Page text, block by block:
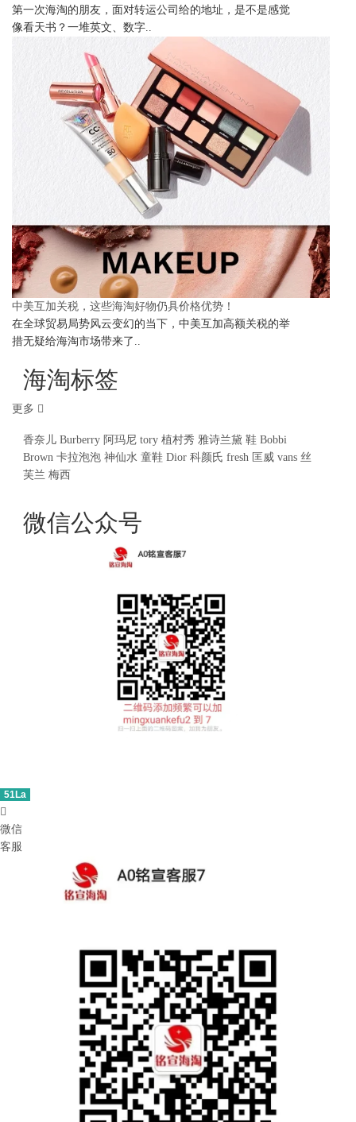
第一次海淘的朋友，面对转运公司给的地址，是不是感觉
像看天书？一堆英文、数字..
中美互加关税，这些海淘好物仍具价格优势！
在全球贸易局势风云变幻的当下，中美互加高额关税的举
措无疑给海淘市场带来了..
海淘标签
更多
香奈儿 Burberry 阿玛尼 tory 植村秀 雅诗兰黛 鞋 Bobbi
Brown 卡拉泡泡 神仙水 童鞋 Dior 科颜氏 fresh 匡威 vans 丝
芙兰 梅西
微信公众号
51La

微信
客服